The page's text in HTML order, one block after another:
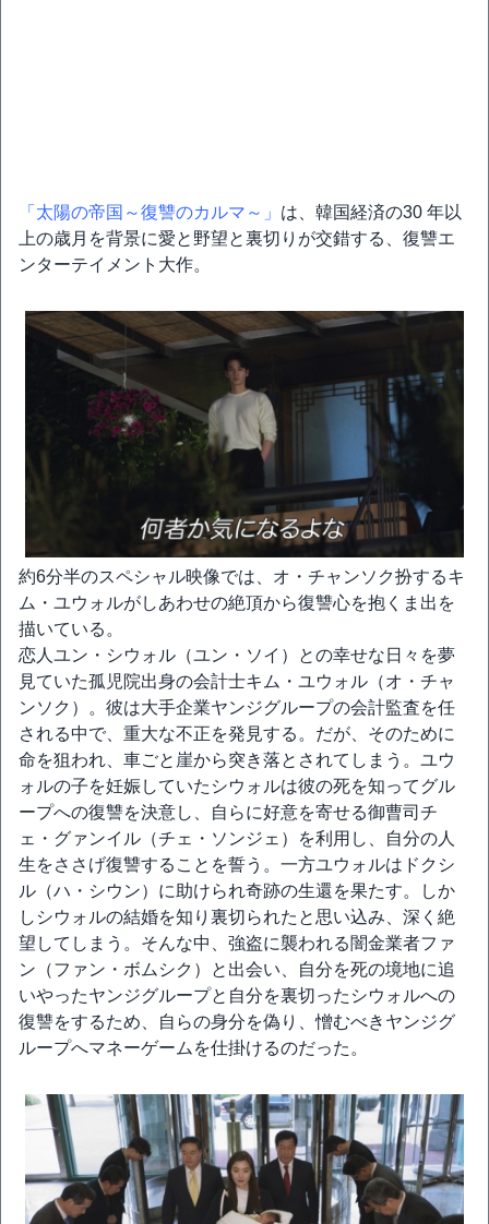
「太陽の帝国～復讐のカルマ～」 は、韓国経済の30 年以
上の歳月を背景に愛と野望と裏切りが交錯する、復讐エ
ンターテイメント大作。
約6分半のスペシャル映像では、オ・チャンソク扮するキ
ム・ユウォルがしあわせの絶頂から復讐心を抱くま出を
描いている。
恋人ユン・シウォル（ユン・ソイ）との幸せな日々を夢
見ていた孤児院出身の会計士キム・ユウォル（オ・チャ
ンソク）。彼は大手企業ヤンジグループの会計監査を任
される中で、重大な不正を発見する。だが、そのために
命を狙われ、車ごと崖から突き落とされてしまう。ユウ
ォルの子を妊娠していたシウォルは彼の死を知ってグル
ープへの復讐を決意し、自らに好意を寄せる御曹司チ
ェ・グァンイル（チェ・ソンジェ）を利用し、自分の人
生をささげ復讐することを誓う。一方ユウォルはドクシ
ル（ハ・シウン）に助けられ奇跡の生還を果たす。しか
しシウォルの結婚を知り裏切られたと思い込み、深く絶
望してしまう。そんな中、強盗に襲われる闇金業者ファ
ン（ファン・ボムシク）と出会い、自分を死の境地に追
いやったヤンジグループと自分を裏切ったシウォルへの
復讐をするため、自らの身分を偽り、憎むべきヤンジグ
ループへマネーゲームを仕掛けるのだった。